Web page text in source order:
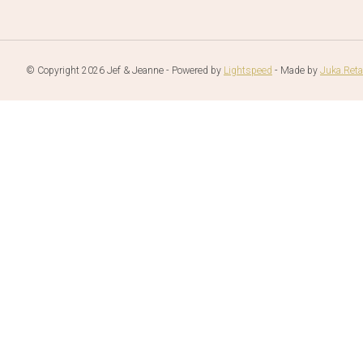
© Copyright 2026 Jef & Jeanne - Powered by Lightspeed - Made by